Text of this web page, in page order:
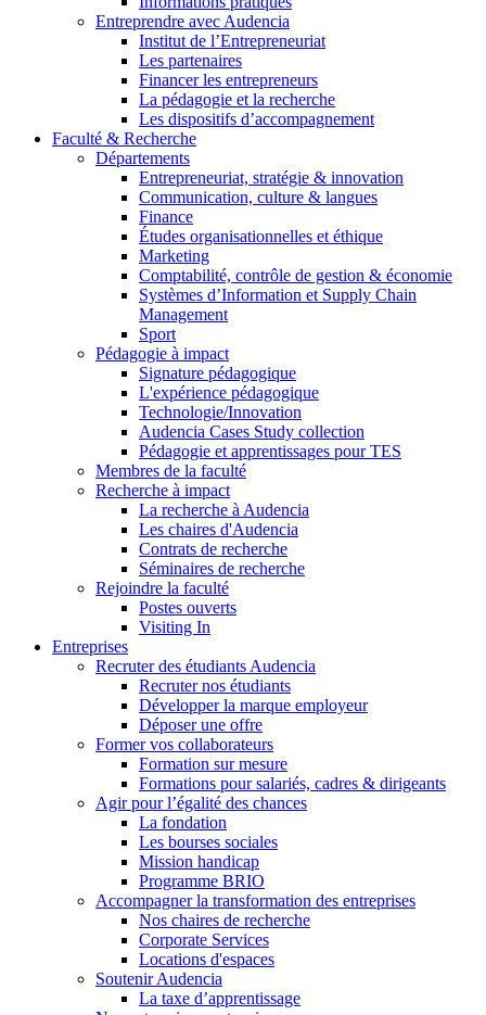
Entreprendre avec Audencia
Institut de l’Entrepreneuriat
Les partenaires
Financer les entrepreneurs
La pédagogie et la recherche
Les dispositifs d’accompagnement
Faculté & Recherche
Départements
Entrepreneuriat, stratégie & innovation
Communication, culture & langues
Finance
Études organisationnelles et éthique
Marketing
Comptabilité, contrôle de gestion & économie
Systèmes d’Information et Supply Chain
Management
Sport
Pédagogie à impact
Signature pédagogique
L'expérience pédagogique
Technologie/Innovation
Audencia Cases Study collection
Pédagogie et apprentissages pour TES
Membres de la faculté
Recherche à impact
La recherche à Audencia
Les chaires d'Audencia
Contrats de recherche
Séminaires de recherche
Rejoindre la faculté
Postes ouverts
Visiting In
Entreprises
Recruter des étudiants Audencia
Recruter nos étudiants
Développer la marque employeur
Déposer une offre
Former vos collaborateurs
Formation sur mesure
Formations pour salariés, cadres & dirigeants
Agir pour l’égalité des chances
La fondation
Les bourses sociales
Mission handicap
Programme BRIO
Accompagner la transformation des entreprises
Nos chaires de recherche
Corporate Services
Locations d'espaces
Soutenir Audencia
La taxe d’apprentissage